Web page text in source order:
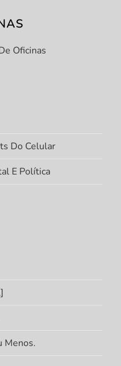
Oficinas
Do Celular
E Política
Menos.